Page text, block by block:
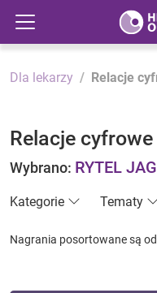
Dla lekarzy Relacje
Relacje cyfrowe
Wybrano: RYTEL
Kategorie Tematy
Nagrania posortowane są